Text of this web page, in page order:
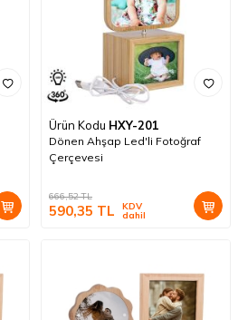
Ürün Kodu HXY-201
Dönen Ahşap Led'li Fotoğraf
Çerçevesi
666,52TL
590,35 TL KDV
dahil